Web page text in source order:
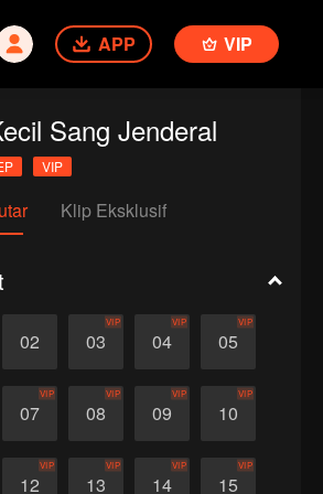
APP VIP
Sang Jenderal
VIP
Klip Eksklusif
02 03
VIP
04
VIP
05
VIP
07
VIP
08
VIP
09
VIP
10
VIP
12
VIP
13
VIP
14
VIP
15
VIP